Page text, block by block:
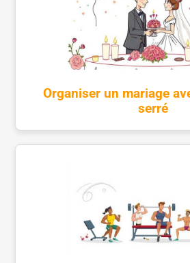
Organiser un mariage
serré